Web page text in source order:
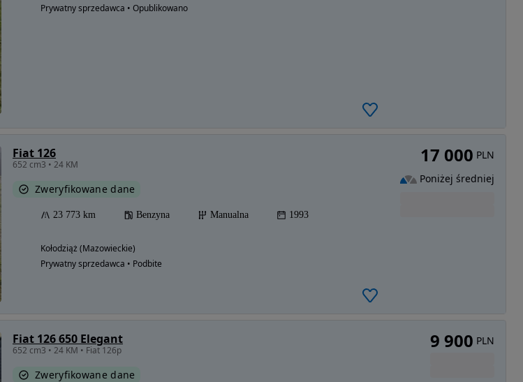
Prywatny sprzedawca • Opublikowano
Fiat 126
652 cm3 • 24 KM
Zweryfikowane dane
23 773 km Benzyna Manualna 1993
Kołodziąż (Mazowieckie)
Prywatny sprzedawca • Podbite
17 000 PLN
Poniżej średniej
Fiat 126 650 Elegant
652 cm3 • 24 KM • Fiat 126p
Zweryfikowane dane
9 900 PLN